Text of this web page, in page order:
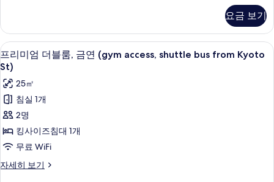
access,
shuttle
bus
from
Kyoto
St)
사
진
모
두
보
트
윈
룸,
금
(gym
access,
shuttle
bus
from
St)
자
세
요금 보기
프
리
미
엄
더
블
룸,
금
저자극성 침구, 오리/거위털 이불, 객실
8
프리미엄 더블룸, 금연 (gym access, shuttle bus from Kyoto
St)
25㎡
침실 1개
2명
킹사이즈침대 1개
무료 WiFi
자세히 보기
프